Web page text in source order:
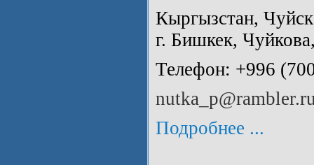
Кыргызстан,
г. Бишкек,
Телефон: +996
Подробнее ...